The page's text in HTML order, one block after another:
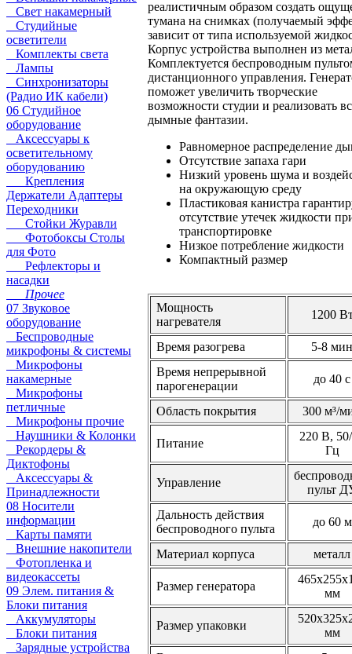
Свет накамерный
Студийные
осветители
Комплекты света
Лампы
Синхронизаторы
(Радио ИК кабели)
06 Студийное
оборудование
Аксессуары к
осветительному
оборудованию
Крепления
Держатели Адаптеры
Переходники
Стойки Журавли
Фотобоксы Столы
для Фото
Рефлекторы и
насадки
Прочее
07 Звуковое
оборудование
Беспроводные
микрофоны & системы
Микрофоны
накамерные
Микрофоны
петличные
Микрофоны прочие
Наушники & Колонки
Рекордеры &
Диктофоны
Аксессуары &
Принадлежности
08 Носители
информации
Карты памяти
Внешние накопители
Фотопленка и
видеокассеты
09 Элем. питания &
Блоки питания
Аккумуляторы
Блоки питания
Зарядные устройства
реалистичным образом создать
тумана на снимках (получаемый
зависит от типа используемой
Корпус устройства выполнен из
Комплектуется беспроводным
дистанционного управления.
поможет увеличить творческие
возможности студии и реализовать
дымные фантазии.
Равномерное распределение
Отсутствие запаха гари
Низкий уровень шума и
на окружающую среду
Пластиковая канистра
отсутствие утечек жидкости
транспортировке
Низкое потребление жидкости
Компактный размер
Мощность
нагревателя
1200
Время разогрева
5-8 мин
Время непрерывной
парогенерации
до 40 с
Область покрытия 300 м³/
Питание
220 В,
Гц
Управление
пульт
Дальность действия
беспроводного пульта
до 60 м
Материал корпуса металл
Размер генератора
мм
Размер упаковки
мм